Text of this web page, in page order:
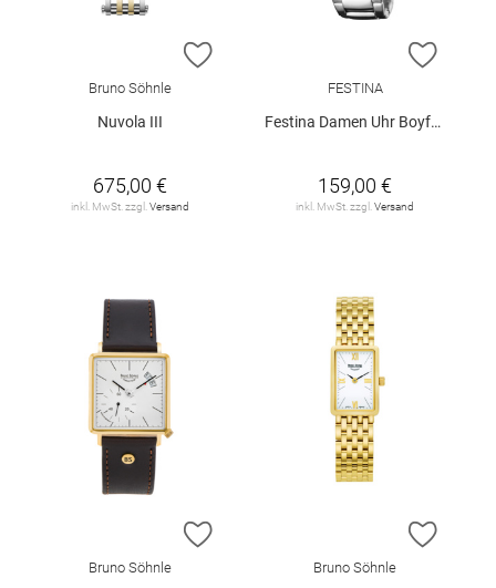
ZUR WUNSCHLISTE HINZUFÜGEN
Bruno Söhnle
Nuvola III
675,00 €
inkl. MwSt. zzgl. Versand
ZUR
FESTINA
Festina Damen Uhr Boyfriend Rainbow F20606/3 Schwarz, Edelstahl Armband
159,00 €
inkl. MwSt. zzgl. Versand
ZUR WUNSCHLISTE HINZUFÜGEN
Bruno Söhnle
ZUR
Bruno Söhnle